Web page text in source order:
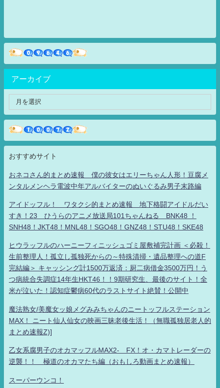
アーカイブ
おすすめサイト
おネコさん的まとめ速報 僕の彼女はエリーちゃん人形！豆腐メ
ンタルメンヘラ電波中年アルバイターのぬいぐるみ男子末路編
アイドッフル！ ワタクシ的まとめ速報 地下格闘アイドルだい
すき！23 ひうらのアニメ放送局101ちゃんねる BNK48 ！
SNH48！JKT48！MNL48！SGO48！GNZ48！STU48！SKE48
ヒウラッフルのハーニーフィニッシュゴミ屋敷補完計画 ＜必殺！
生前整理人！孤立し孤独死からの～特殊清掃・遺品整理への道F
完結編＞ キャッシング計1500万返済：厨二病借金3500万円！う
つ病統合失調症14年生HKT46！！9期研究生、最後のサイト！全
米が泣いた！認知症鬱病60代のラストサイト絶賛！公開中
魔法熟女/美魔女ッ娘メグみみちゃんのニートッフルステーション
MAX！ ニート仙人仙女の映画三昧老後生活！（無職孤独居老人的
まとめ速報Z)]
乙女系腐男子のオカマッフルMAX2- FX！オ・カマトレーダーの
逆襲！！ 極道のオカマたち編（おもしろ動画まとめ速報）
スーパーウンコ！